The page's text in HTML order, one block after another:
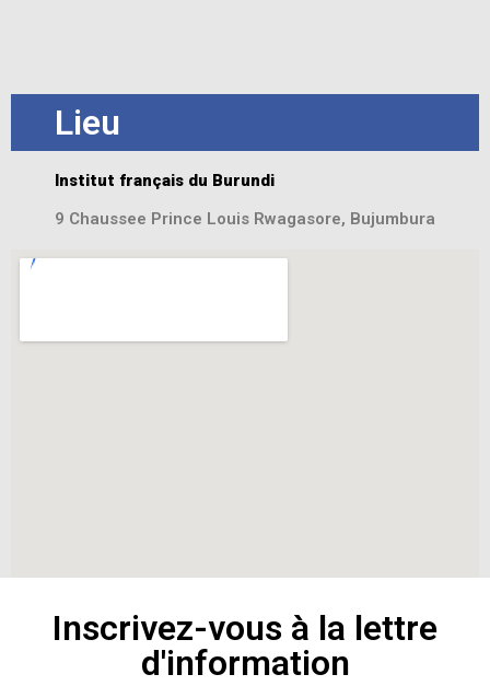
Lieu
Institut français du Burundi
9 Chaussee Prince Louis Rwagasore, Bujumbura
Inscrivez-vous à la lettre
d'information